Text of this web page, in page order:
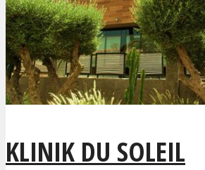
KLINIK DU SOLEIL